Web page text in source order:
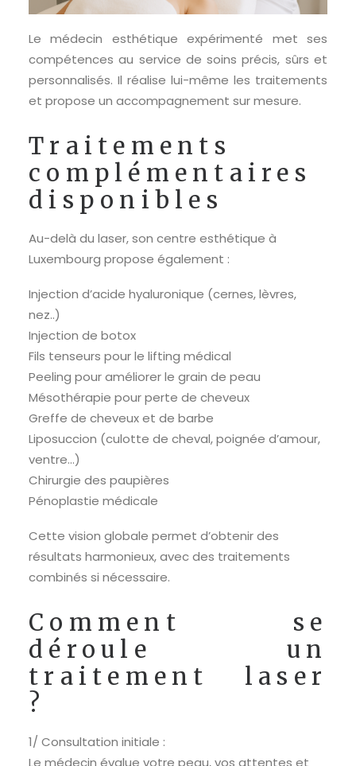
Le médecin esthétique expérimenté met ses
compétences au service de soins précis, sûrs et
personnalisés. Il réalise lui-même les traitements
et propose un accompagnement sur mesure.
Traitements
complémentaires
disponibles
Au-delà du laser, son centre esthétique à
Luxembourg propose également :
Injection d’acide hyaluronique (cernes, lèvres,
nez..)
Injection de botox
Fils tenseurs pour le lifting médical
Peeling pour améliorer le grain de peau
Mésothérapie pour perte de cheveux
Greffe de cheveux et de barbe
Liposuccion (culotte de cheval, poignée d’amour,
ventre…)
Chirurgie des paupières
Pénoplastie médicale
Cette vision globale permet d’obtenir des
résultats harmonieux, avec des traitements
combinés si nécessaire.
Comment se
déroule un
traitement laser
?
1/ Consultation initiale :
Le médecin évalue votre peau, vos attentes et